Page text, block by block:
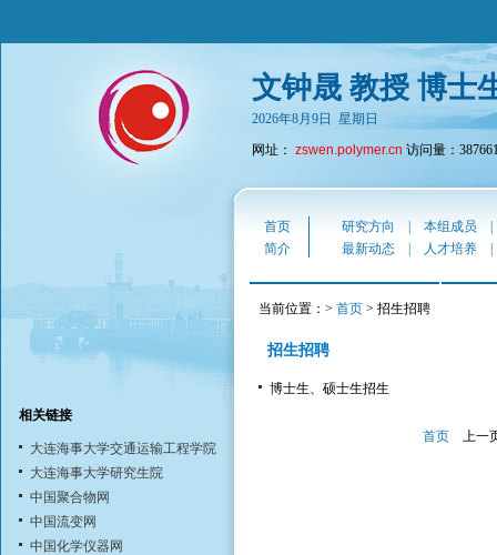
文钟晟 教授 博士
2026年8月9日 星期日
网址： zswen.polymer.cn 访问量：
相关链接
大连海事大学交通运输工程学院
大连海事大学研究生院
中国聚合物网
中国流变网
中国化学仪器网
首页 研究方向 本组成员
简介
最新动态 人才培养
当前位置：> 首页 > 招生招聘
招生招聘
博士生、硕士生招生
首页 上一